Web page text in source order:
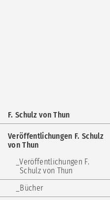
überspringen
F. Schulz von Thun
Veröffentlichungen F. Schulz
von Thun
Veröffentlichungen F.
Schulz von Thun
Bücher